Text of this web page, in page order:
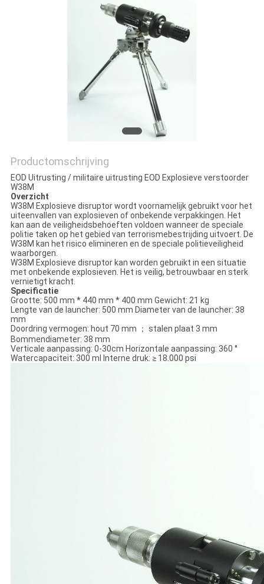
Productomschrijving
EOD Uitrusting / militaire uitrusting EOD Explosieve verstoorder
W38M
Overzicht
W38M Explosieve disruptor wordt voornamelijk gebruikt voor het
uiteenvallen van explosieven of onbekende verpakkingen. Het
kan aan de veiligheidsbehoeften voldoen wanneer de speciale
politie taken op het gebied van terrorismebestrijding uitvoert. De
W38M kan het risico elimineren en de speciale politieveiligheid
waarborgen.
W38M Explosieve disruptor kan worden gebruikt in een situatie
met onbekende explosieven. Het is veilig, betrouwbaar en sterk
vernietigt kracht.
Specificatie
Grootte: 500 mm * 440 mm * 400 mm Gewicht: 21 kg
Lengte van de launcher: 500 mm Diameter van de launcher: 38
mm
Doordring vermogen: hout 70 mm ； stalen plaat 3 mm
Bommendiameter: 38 mm
Verticale aanpassing: 0-30cm Horizontale aanpassing: 360 °
Watercapaciteit: 300 ml Interne druk: ≥ 18.000 psi